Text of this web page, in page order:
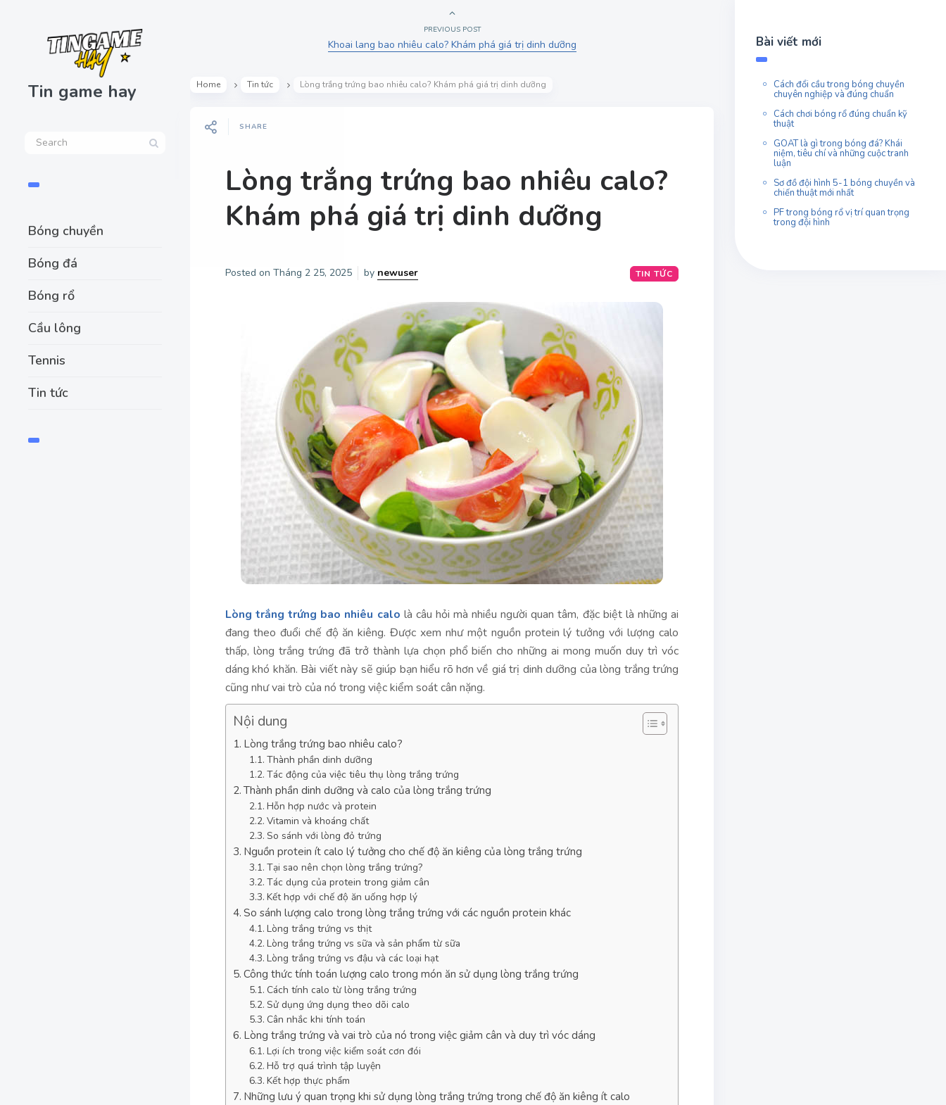
Tin game hay
Bóng chuyền
Bóng đá
Bóng rổ
Cầu lông
Tennis
Tin tức
PREVIOUS POST
Khoai lang bao nhiêu calo? Khám phá giá trị dinh dưỡng
Home Tin tức Lòng trắng trứng bao nhiêu calo? Khám phá giá trị dinh dưỡng
SHARE
Lòng trắng trứng bao nhiêu calo?
Khám phá giá trị dinh dưỡng
Posted on Tháng 2 25, 2025 by newuser TIN TỨC
Lòng trắng trứng bao nhiêu calo là câu hỏi mà nhiều người quan tâm, đặc biệt là những ai
đang theo đuổi chế độ ăn kiêng. Được xem như một nguồn protein lý tưởng với lượng calo
thấp, lòng trắng trứng đã trở thành lựa chọn phổ biến cho những ai mong muốn duy trì vóc
dáng khó khăn. Bài viết này sẽ giúp bạn hiểu rõ hơn về giá trị dinh dưỡng của lòng trắng trứng
cũng như vai trò của nó trong việc kiểm soát cân nặng.
Nội dung
Lòng trắng trứng bao nhiêu calo?
Thành phần dinh dưỡng
Tác động của việc tiêu thụ lòng trắng trứng
Thành phần dinh dưỡng và calo của lòng trắng trứng
Hỗn hợp nước và protein
Vitamin và khoáng chất
So sánh với lòng đỏ trứng
Nguồn protein ít calo lý tưởng cho chế độ ăn kiêng của lòng trắng trứng
Tại sao nên chọn lòng trắng trứng?
Tác dụng của protein trong giảm cân
Kết hợp với chế độ ăn uống hợp lý
So sánh lượng calo trong lòng trắng trứng với các nguồn protein khác
Lòng trắng trứng vs thịt
Lòng trắng trứng vs sữa và sản phẩm từ sữa
Lòng trắng trứng vs đậu và các loại hạt
Công thức tính toán lượng calo trong món ăn sử dụng lòng trắng trứng
Cách tính calo từ lòng trắng trứng
Sử dụng ứng dụng theo dõi calo
Cân nhắc khi tính toán
Lòng trắng trứng và vai trò của nó trong việc giảm cân và duy trì vóc dáng
Lợi ích trong việc kiểm soát cơn đói
Hỗ trợ quá trình tập luyện
Kết hợp thực phẩm
Những lưu ý quan trọng khi sử dụng lòng trắng trứng trong chế độ ăn kiêng ít calo
Bài viết mới
Cách đổi cầu trong bóng chuyền
chuyên nghiệp và đúng chuẩn
Cách chơi bóng rổ đúng chuẩn kỹ
thuật
GOAT là gì trong bóng đá? Khái
niệm, tiêu chí và những cuộc tranh
luận
Sơ đồ đội hình 5-1 bóng chuyền và
chiến thuật mới nhất
PF trong bóng rổ vị trí quan trọng
trong đội hình